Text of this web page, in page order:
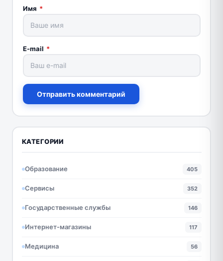
Имя *
E-mail *
Отправить комментарий
КАТЕГОРИИ
Образование 405
Сервисы 352
Государственные службы 146
Интернет-магазины 117
Медицина 56